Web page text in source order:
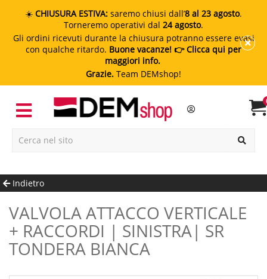
☀️ CHIUSURA ESTIVA: saremo chiusi dall’8 al 23 agosto.
Torneremo operativi dal 24 agosto.
Gli ordini ricevuti durante la chiusura potranno essere evasi
con qualche ritardo. Buone vacanze! 👉 Clicca qui per
maggiori info.
Grazie. Team DEMshop!
Indietro
VALVOLA ATTACCO VERTICALE
+ RACCORDI | SINISTRA| SR
TONDERA BIANCA